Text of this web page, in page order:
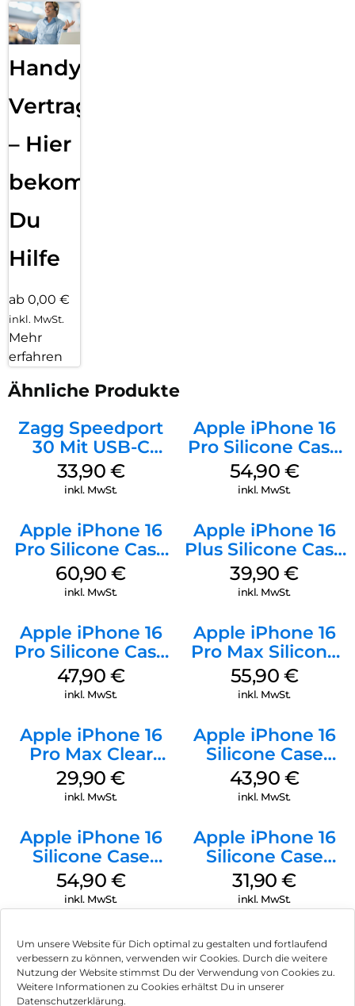
Um unsere Website für Dich optimal zu gestalten und fortlaufend
verbessern zu können, verwenden wir Cookies. Durch die weitere
Nutzung der Website stimmst Du der Verwendung von Cookies zu.
Weitere Informationen zu Cookies erhältst Du in unserer
Datenschutzerklärung.
Handy
Vertragsabwicklung
– Hier
bekommst
Du
Hilfe
ab 0,00 €
inkl. MwSt.
Mehr
erfahren
Ähnliche Produkte
Zagg Speedport
30 Mit USB-C
Kabel Weiß
33,90 €
inkl. MwSt.
Apple iPhone 16
Pro Silicone Case
MagSafe Black
54,90 €
inkl. MwSt.
Apple iPhone 16
Pro Silicone Case
MagSafe Stone
Gray
60,90€
inkl. MwSt.
Apple iPhone 16
Plus Silicone Case
MagSafe Plum
39,90€
inkl. MwSt.
Apple iPhone 16
Pro Silicone Case
MagSafe Denim
47,90 €
inkl. MwSt.
Apple iPhone 16
Pro Max Silicone
Case MagSafe
Stone Gray
55,90 €
inkl. MwSt.
Apple iPhone 16
Pro Max Clear
Case MagSafe
Transparent
29,90€
inkl. MwSt.
Apple iPhone 16
Silicone Case
MagSafe Plum
43,90 €
inkl. MwSt.
Apple iPhone 16
Silicone Case
MagSafe Black
54,90 €
inkl. MwSt.
Apple iPhone 16
Silicone Case
MagSafe Fuchsia
31,90€
inkl. MwSt.
Impressum